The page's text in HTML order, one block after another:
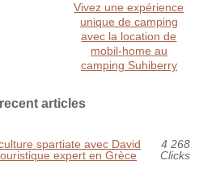
Vivez une expérience
unique de camping
avec la location de
mobil-home au
camping Suhiberry
articles
spartiate avec David
expert en Grèce
4 268
Clicks